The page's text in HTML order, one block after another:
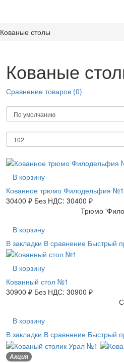
Кованые столы
Кованые
Сравнение товаров (0)
В корзину
Кованное трюмо Филодельфия №1
30400 ₽ Без НДС: 30400 ₽
Трюмо 'Филодельфия '№1
В корзину
В закладки В сравнение Быстрый
В корзину
Кованный стол №1
30900 ₽ Без НДС: 30900 ₽
В корзину
В закладки В сравнение Быстрый
Акция